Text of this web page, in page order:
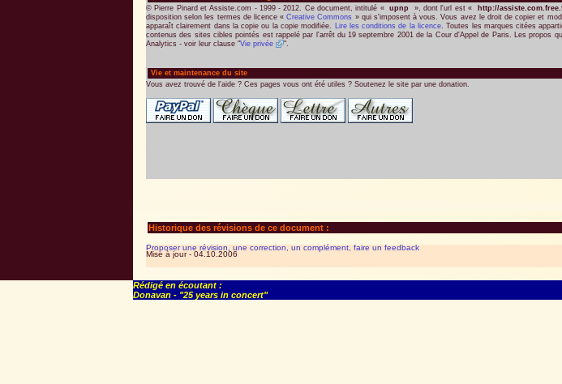
© Pierre Pinard et Assiste.com - 1999 - 2012. Ce document, intitulé «
upnp », dont l'url est « http://
disposition selon les termes de licence «Creative Commons » qui s'imposent à vous. Vous avez le droit de copier et
apparaît clairement dans la copie ou la copie modifiée. Lire les conditions de la licence. Toutes les marques citées
contenus des sites cibles pointés est rappelé par l'arrêt du 19 septembre 2001 de la Cour d'Appel de Paris. Les
Analytics - voir leur clause "Vie privée ".
Vie et maintenance du site
Vous avez trouvé de l'aide ? Ces pages vous ont été utiles ? Soutenez le site par une donation.
Historique des révisions de ce document :
Proposer une révision, une correction, un complément, faire un feedback
Mise à jour - 04.10.2006
Rédigé en écoutant :
Donavan - "25 years in concert"